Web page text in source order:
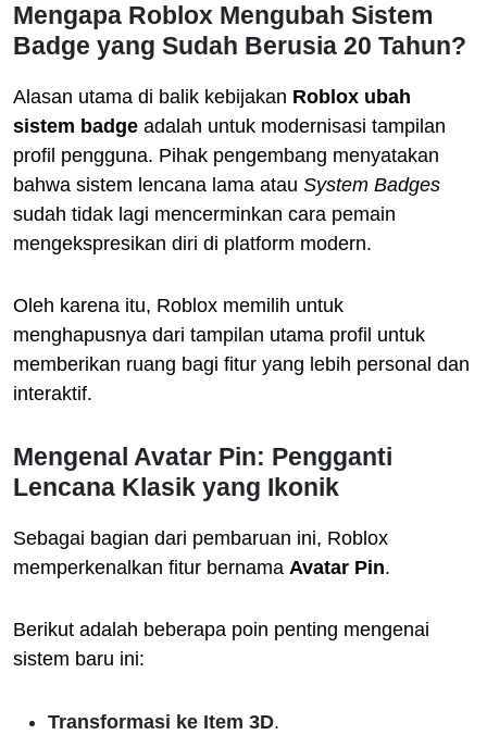
Mengapa Roblox Mengubah Sistem
Badge yang Sudah Berusia 20 Tahun?
Alasan utama di balik kebijakan Roblox ubah
sistem badge adalah untuk modernisasi tampilan
profil pengguna. Pihak pengembang menyatakan
bahwa sistem lencana lama atau System Badges
sudah tidak lagi mencerminkan cara pemain
mengekspresikan diri di platform modern.
Oleh karena itu, Roblox memilih untuk
menghapusnya dari tampilan utama profil untuk
memberikan ruang bagi fitur yang lebih personal dan
interaktif.
Mengenal Avatar Pin: Pengganti
Lencana Klasik yang Ikonik
Sebagai bagian dari pembaruan ini, Roblox
memperkenalkan fitur bernama Avatar Pin.
Berikut adalah beberapa poin penting mengenai
sistem baru ini:
Transformasi ke Item 3D.